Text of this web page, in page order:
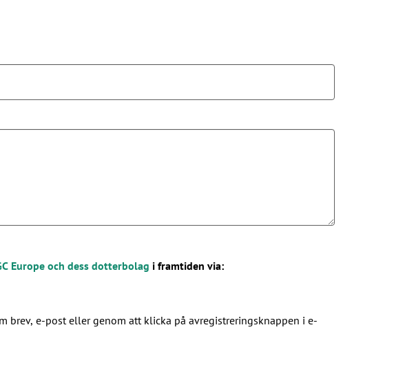
Europe och dess dotterbolag i framtiden via:
brev, e-post eller genom att klicka på avregistreringsknappen i e-